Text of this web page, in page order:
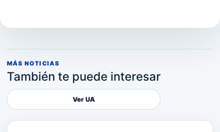
MÁS NOTICIAS
También te puede interesar
Ver UA